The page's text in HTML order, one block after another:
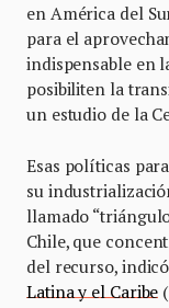
en América del
para el
indispensable en
posibiliten la
un estudio de la
Esas políticas
su
llamado
Chile, que
del recurso,
Latina y el Caribe